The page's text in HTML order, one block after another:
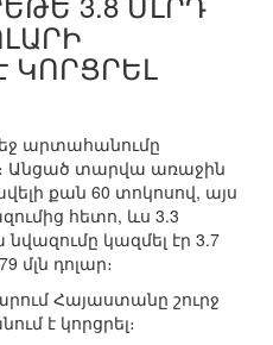
ԿՈՐՑՐԵԼ
արտահանումը
Անցած տարվա առաջին
քան 60 տոկոսով, այս
հետո, ևս 3.3
կազմել էր 3.7
մլն դոլար։
Հայաստանը շուրջ
է կորցրել։